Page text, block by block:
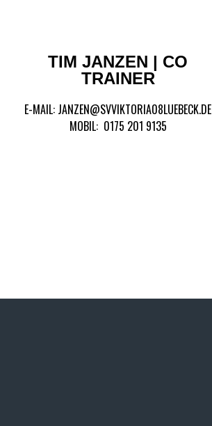
TIM JANZEN | CO
TRAINER
E-MAIL: JANZEN@SVVIKTORIA08LUEBECK.DE
MOBIL: 0175 201 9135